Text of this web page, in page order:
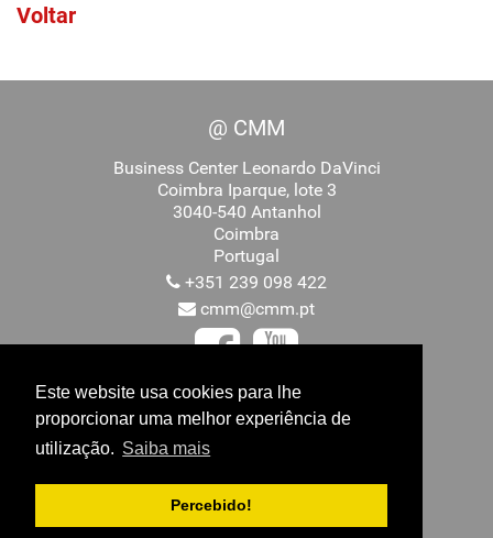
Este website usa cookies para lhe
proporcionar uma melhor experiência de
utilização. Saiba mais
Percebido!
Voltar
@ CMM
Business Center Leonardo DaVinci
Coimbra Iparque, lote 3
3040-540 Antanhol
Coimbra
Portugal
+351 239 098 422
cmm@cmm.pt
Promovido por